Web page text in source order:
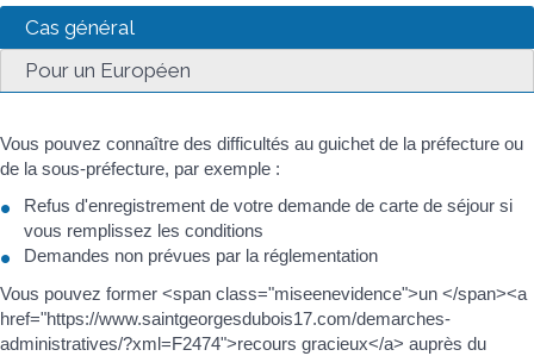
Cas général
Pour un Européen
Vous pouvez connaître des difficultés au guichet de la préfecture ou
de la sous-préfecture, par exemple :
Refus d'enregistrement de votre demande de carte de séjour si
vous remplissez les conditions
Demandes non prévues par la réglementation
Vous pouvez former <span class="miseenevidence">un </span><a
href="https://www.saintgeorgesdubois17.com/demarches-
administratives/?xml=F2474">recours gracieux</a> auprès du